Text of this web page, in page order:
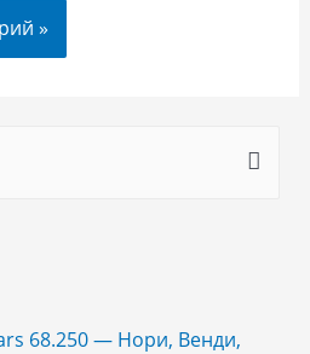
68.250 — Нори, Венди,